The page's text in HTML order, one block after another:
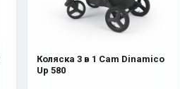
Коляска 3 в 1 Cam Dinamico
Up 580